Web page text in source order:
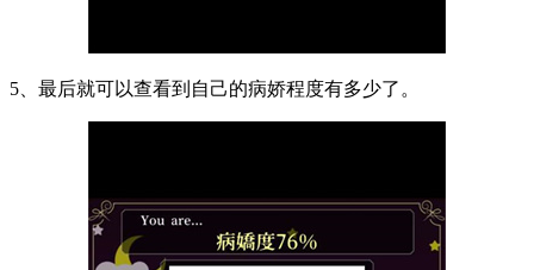
5、最后就可以查看到自己的病娇程度有多少了。